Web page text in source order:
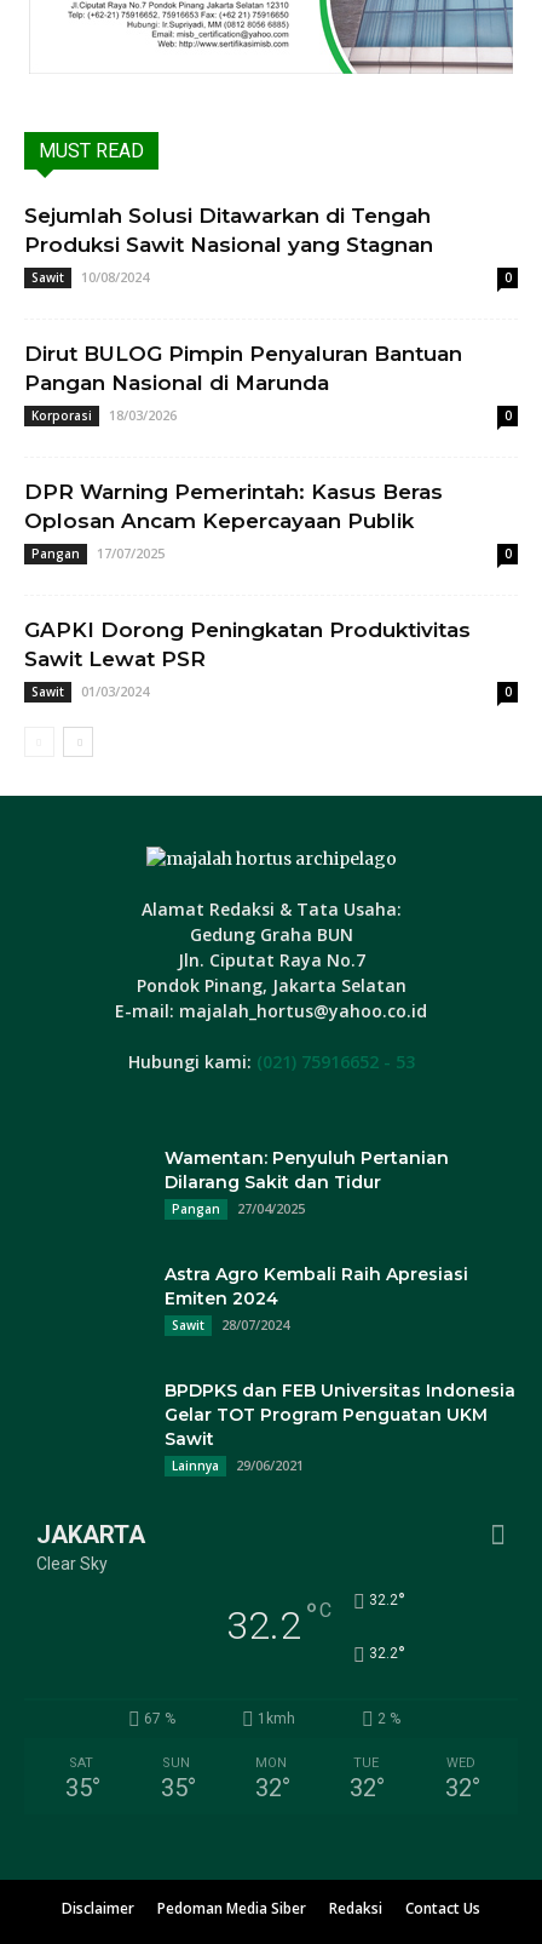
MUST READ
Sejumlah Solusi Ditawarkan di Tengah
Produksi Sawit Nasional yang Stagnan
Sawit 10/08/2024 0
Dirut BULOG Pimpin Penyaluran Bantuan
Pangan Nasional di Marunda
Korporasi 18/03/2026 0
DPR Warning Pemerintah: Kasus Beras
Oplosan Ancam Kepercayaan Publik
Pangan 17/07/2025 0
GAPKI Dorong Peningkatan Produktivitas
Sawit Lewat PSR
Sawit 01/03/2024 0
Alamat Redaksi & Tata Usaha:
Gedung Graha BUN
Jln. Ciputat Raya No.7
Pondok Pinang, Jakarta Selatan
E-mail: majalah_hortus@yahoo.co.id
Hubungi kami: (021) 75916652 - 53
Wamentan: Penyuluh Pertanian
Dilarang Sakit dan Tidur
Pangan 27/04/2025
Astra Agro Kembali Raih Apresiasi
Emiten 2024
Sawit 28/07/2024
BPDPKS dan FEB Universitas Indonesia
Gelar TOT Program Penguatan UKM
Sawit
Lainnya 29/06/2021
JAKARTA
Clear Sky
32.2°C 32.2°
32.2°
67 % 1kmh 2 %
SAT
35°
SUN
35°
MON
32°
TUE
32°
WED
32°
Disclaimer Pedoman Media Siber Redaksi Contact Us